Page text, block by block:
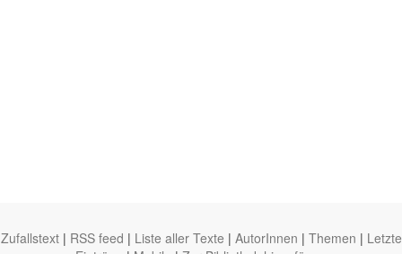
Zufallstext | RSS feed | Liste aller Texte | AutorInnen | Themen | Letzte